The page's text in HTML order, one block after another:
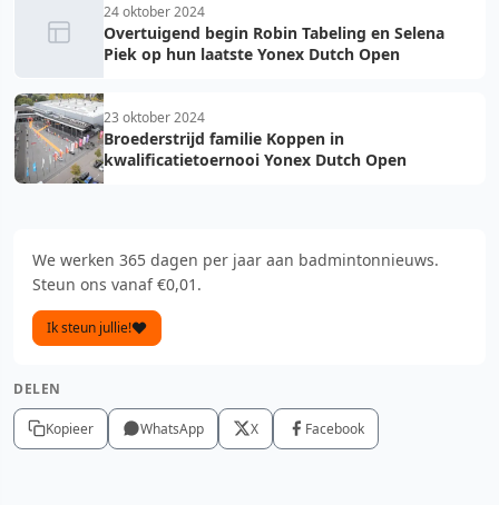
24 oktober 2024
Overtuigend begin Robin Tabeling en Selena
Piek op hun laatste Yonex Dutch Open
23 oktober 2024
Broederstrijd familie Koppen in
kwalificatietoernooi Yonex Dutch Open
We werken 365 dagen per jaar aan badmintonnieuws.
Steun ons vanaf €0,01.
Ik steun jullie!
DELEN
Kopieer WhatsApp X Facebook